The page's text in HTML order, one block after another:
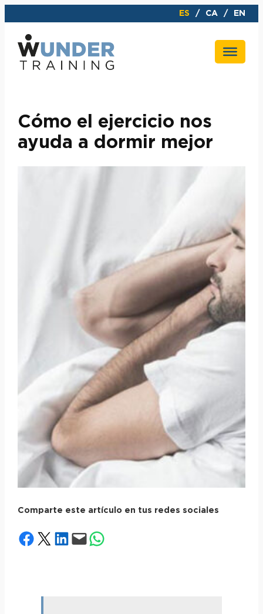
al
contenido
ES CA EN
Cómo el ejercicio nos
ayuda a dormir mejor
Comparte este artículo en tus redes sociales
Compartir en Facebook
Compartir en X Compartir en LinkedIn
Envía esta página por correo electrónico
Compartir en WhatsApp